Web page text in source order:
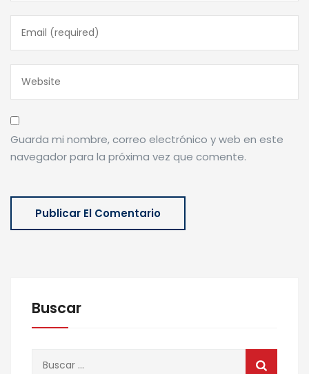
Guarda mi nombre, correo electrónico y web en este
navegador para la próxima vez que comente.
Buscar